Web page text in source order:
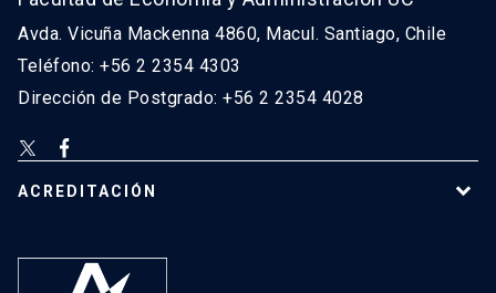
Avda. Vicuña Mackenna 4860, Macul. Santiago, Chile
Teléfono: +56 2 2354 4303
Dirección de Postgrado: +56 2 2354 4028
ACREDITACIÓN